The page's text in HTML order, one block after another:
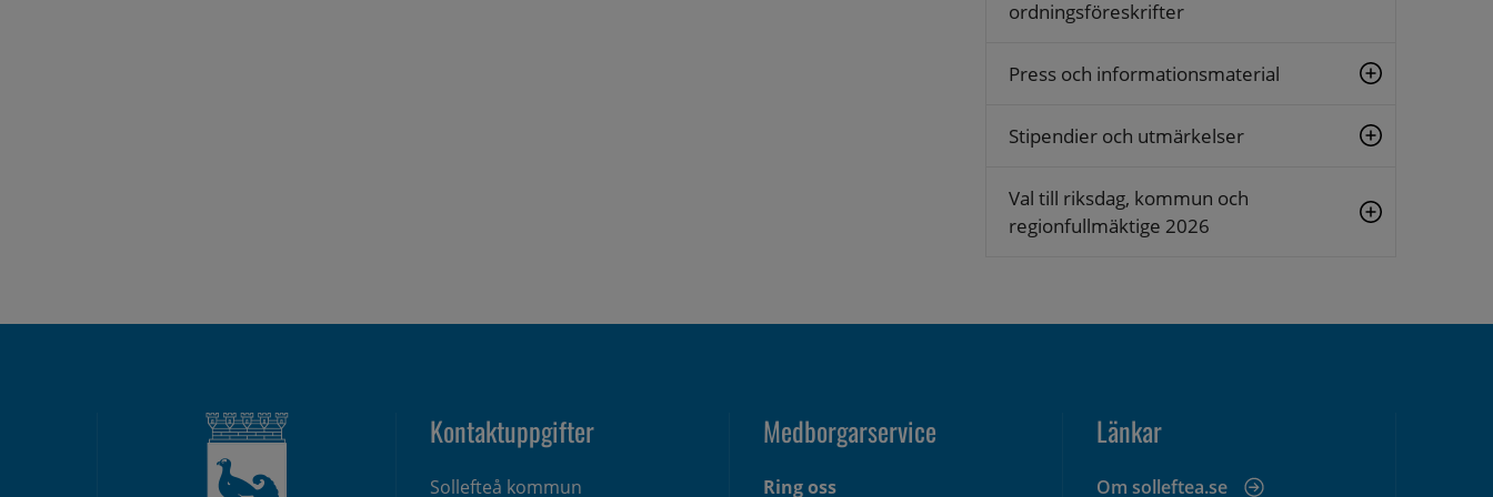
ordningsföreskrifter
Press och informationsmaterial
Stipendier och utmärkelser
Val till riksdag, kommun och
regionfullmäktige 2026
Kontaktuppgifter
Sollefteå kommun
Medborgarservice
Ring oss
Länkar
Om solleftea.se